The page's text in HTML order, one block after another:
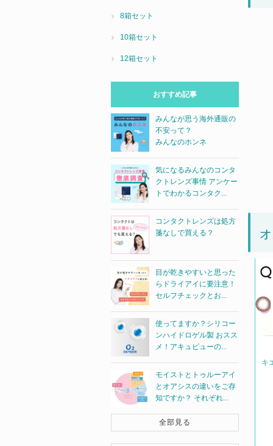
キ
8箱セット
10箱セット
12箱セット
おすすめ記事
みんなが思う海外通販の
不安って？
みんなのホンネ
気になるみんなのコンタ
クトレンズ事情 アンケー
トでわかるコンタク...
コンタクトレンズは処方
箋なしで買える？
目が乾きやすいと思った
らドライアイに要注意！
セルフチェックとお...
使ってますか？シリコー
ンハイドロゲル製 おスス
メ！アキュビューの...
モイストとトゥルーアイ
とオアシスの違いをご存
知ですか？ それぞれ...
全部見る